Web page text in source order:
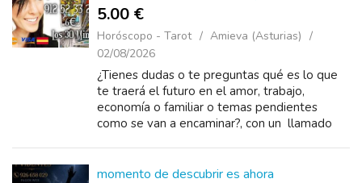
5.00 €
Horóscopo - Tarot
Amieva (Asturias)
02/08/2026
¿Tienes dudas o te preguntas qué es lo que
te traerá el futuro en el amor, trabajo,
economía o familiar o temas pendientes
como se van a encaminar?, con un llamado
momento de descubrir es ahora